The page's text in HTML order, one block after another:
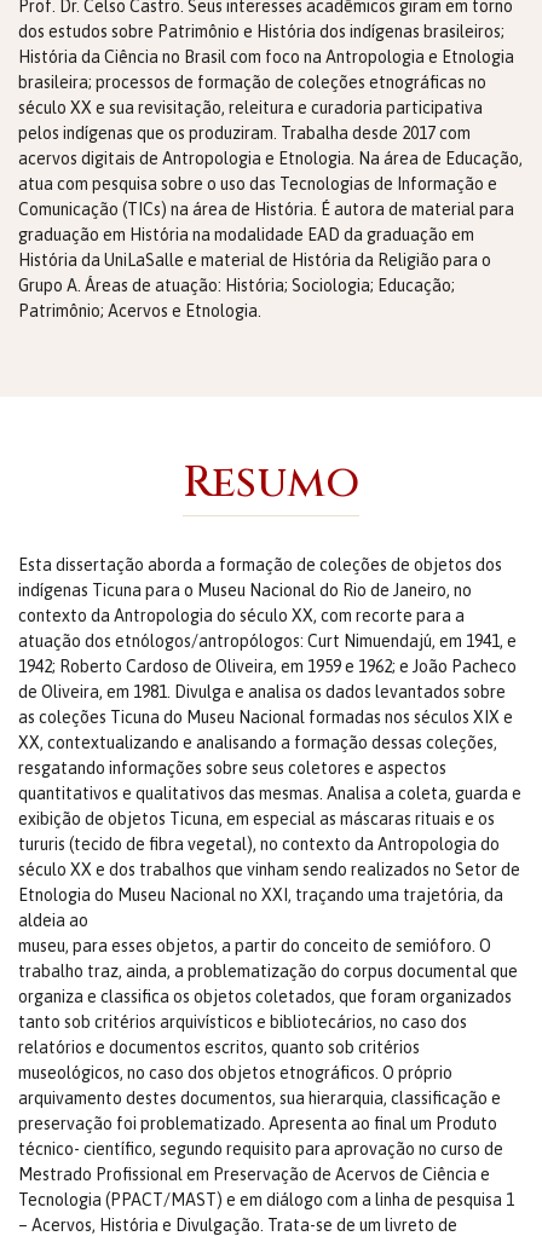
Prof. Dr. Celso Castro. Seus interesses acadêmicos giram em torno
dos estudos sobre Patrimônio e História dos indígenas brasileiros;
História da Ciência no Brasil com foco na Antropologia e Etnologia
brasileira; processos de formação de coleções etnográficas no
século XX e sua revisitação, releitura e curadoria participativa
pelos indígenas que os produziram. Trabalha desde 2017 com
acervos digitais de Antropologia e Etnologia. Na área de Educação,
atua com pesquisa sobre o uso das Tecnologias de Informação e
Comunicação (TICs) na área de História. É autora de material para
graduação em História na modalidade EAD da graduação em
História da UniLaSalle e material de História da Religião para o
Grupo A. Áreas de atuação: História; Sociologia; Educação;
Patrimônio; Acervos e Etnologia.
Resumo
Esta dissertação aborda a formação de coleções de objetos dos
indígenas Ticuna para o Museu Nacional do Rio de Janeiro, no
contexto da Antropologia do século XX, com recorte para a
atuação dos etnólogos/antropólogos: Curt Nimuendajú, em 1941, e
1942; Roberto Cardoso de Oliveira, em 1959 e 1962; e João Pacheco
de Oliveira, em 1981. Divulga e analisa os dados levantados sobre
as coleções Ticuna do Museu Nacional formadas nos séculos XIX e
XX, contextualizando e analisando a formação dessas coleções,
resgatando informações sobre seus coletores e aspectos
quantitativos e qualitativos das mesmas. Analisa a coleta, guarda e
exibição de objetos Ticuna, em especial as máscaras rituais e os
tururis (tecido de fibra vegetal), no contexto da Antropologia do
século XX e dos trabalhos que vinham sendo realizados no Setor de
Etnologia do Museu Nacional no XXI, traçando uma trajetória, da
aldeia ao
museu, para esses objetos, a partir do conceito de semióforo. O
trabalho traz, ainda, a problematização do corpus documental que
organiza e classifica os objetos coletados, que foram organizados
tanto sob critérios arquivísticos e bibliotecários, no caso dos
relatórios e documentos escritos, quanto sob critérios
museológicos, no caso dos objetos etnográficos. O próprio
arquivamento destes documentos, sua hierarquia, classificação e
preservação foi problematizado. Apresenta ao final um Produto
técnico- científico, segundo requisito para aprovação no curso de
Mestrado Profissional em Preservação de Acervos de Ciência e
Tecnologia (PPACT/MAST) e em diálogo com a linha de pesquisa 1
– Acervos, História e Divulgação. Trata-se de um livreto de